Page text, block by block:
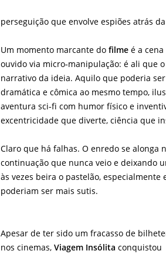
perseguição que envolve espiões atrás
Um momento marcante dofilme é a
ouvido via micro‑manipulação: é ali que
narrativo da ideia. Aquilo que poderia
dramática e cômica ao mesmo tempo,
aventura sci‑fi com humor físico e
excentricidade que diverte, ciência que
Claro que há falhas. O enredo se
continuação que nunca veio e deixando
às vezes beira o pastelão,
poderiam ser mais sutis.
Apesar de ter sido um fracasso de
nos cinemas,Viagem Insólita conquistou